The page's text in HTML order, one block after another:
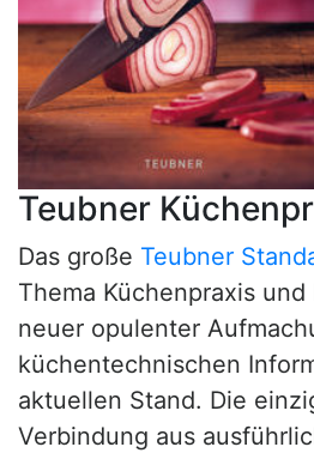
Teubner
Das große Teubner
Thema Küchenpraxis
neuer opulenter
küchentechnischen
aktuellen Stand. Die
Verbindung aus